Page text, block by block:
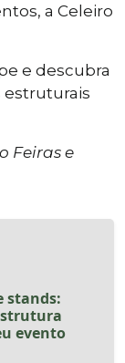
a Celeiro
e descubra
Feiras e
stands:
evento